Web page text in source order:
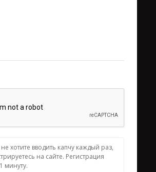
хотите вводить капчу каждый раз,
на сайте. Регистрация
минуту.